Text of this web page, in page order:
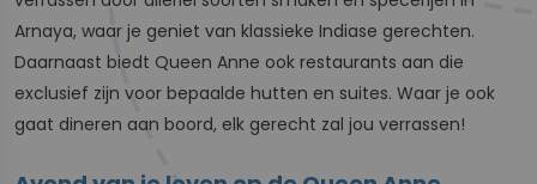
Arnaya, waar je geniet van klassieke Indiase gerechten.
Daarnaast biedt Queen Anne ook restaurants aan die
exclusief zijn voor bepaalde hutten en suites. Waar je ook
gaat dineren aan boord, elk gerecht zal jou verrassen!